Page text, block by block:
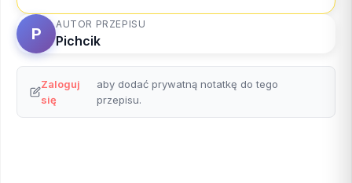
P
AUTOR PRZEPISU
Pichcik
Zaloguj
się
aby dodać prywatną notatkę do tego
przepisu.